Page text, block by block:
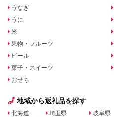
うなぎ
うに
米
果物・フルーツ
ビール
菓子・スイーツ
おせち
地域から返礼品を探す
北海道
埼玉県
岐阜県